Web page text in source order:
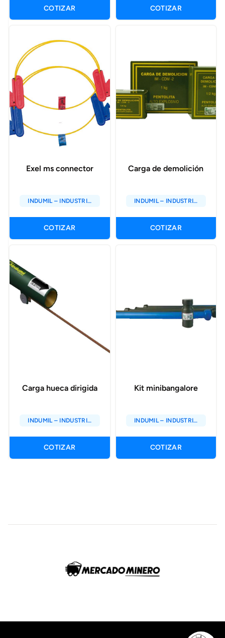
COTIZAR COTIZAR
Exel ms connector
INDUMIL – INDUSTRIA
COTIZAR
Carga de demolición
INDUMIL – INDUSTRIA
COTIZAR
Carga hueca dirigida
INDUMIL – INDUSTRIA
COTIZAR
Kit minibangalore
INDUMIL – INDUSTRIA
COTIZAR